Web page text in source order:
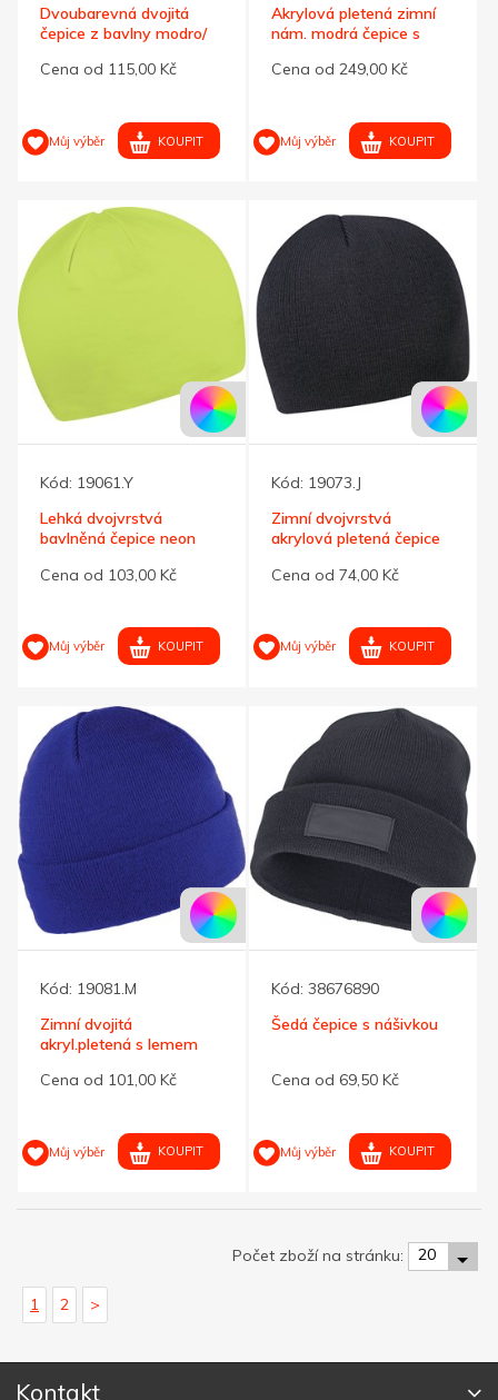
Dvoubarevná dvojitá
čepice z bavlny modro/
Cena od 115,00 Kč
Můj výběr KOUPIT
Akrylová pletená zimní
nám. modrá čepice s
Cena od 249,00 Kč
Můj výběr KOUPIT
Kód: 19061.Y
Lehká dvojvrstvá
bavlněná čepice neon
Cena od 103,00 Kč
Můj výběr KOUPIT
Kód: 19073.J
Zimní dvojvrstvá
akrylová pletená čepice
Cena od 74,00 Kč
Můj výběr KOUPIT
Kód: 19081.M
Zimní dvojitá
akryl.pletená s lemem
Cena od 101,00 Kč
Můj výběr KOUPIT
Kód: 38676890
Šedá čepice s nášivkou
Cena od 69,50 Kč
Můj výběr KOUPIT
Počet zboží na stránku: 20
1 2 >
Kontakt